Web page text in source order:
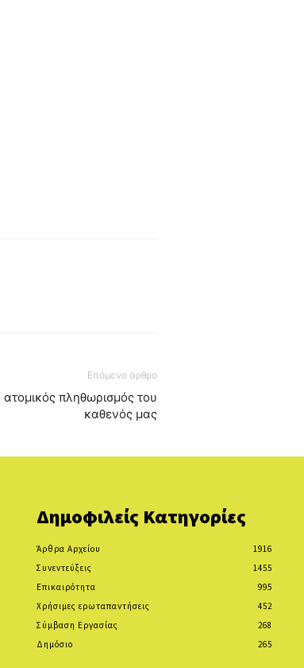
Επόμενο άρθρο
ατομικός πληθωρισμός του
καθενός μας
Δημοφιλείς Κατηγορίες
Άρθρα Αρχείου
1916
Συνεντεύξεις
1455
Επικαιρότητα
995
Χρήσιμες ερωταπαντήσεις
452
Σύμβαση Εργασίας
268
Δημόσιο
265